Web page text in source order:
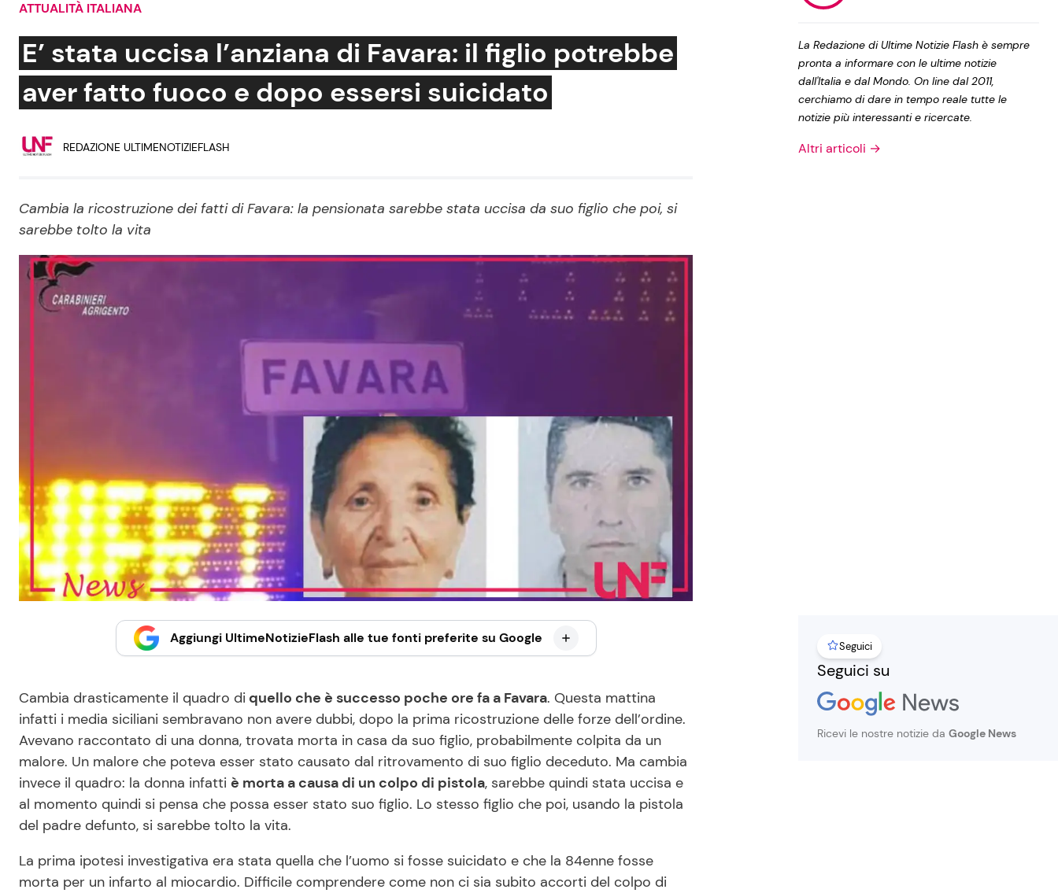
Social News
News dal mondo
Benessere
Mondo Mamma
Salute
Cucina e Ricette
Le Ricette in TV
Ricette Facili e Veloci
Ricette Feste
Ricette per Bambini
Privacy Policy
ATTUALITÀ ITALIANA
E’ stata uccisa l’anziana di Favara: il figlio potrebbe
aver fatto fuoco e dopo essersi suicidato
REDAZIONE ULTIMENOTIZIEFLASH
Cambia la ricostruzione dei fatti di Favara: la pensionata sarebbe stata uccisa da suo figlio che poi, si
sarebbe tolto la vita
Aggiungi UltimeNotizieFlash alle tue fonti preferite su Google
Cambia drasticamente il quadro di quello che è successo poche ore fa a Favara. Questa mattina
infatti i media siciliani sembravano non avere dubbi, dopo la prima ricostruzione delle forze dell’ordine.
Avevano raccontato di una donna, trovata morta in casa da suo figlio, probabilmente colpita da un
malore. Un malore che poteva esser stato causato dal ritrovamento di suo figlio deceduto. Ma cambia
invece il quadro: la donna infatti è morta a causa di un colpo di pistola, sarebbe quindi stata uccisa e
al momento quindi si pensa che possa esser stato suo figlio. Lo stesso figlio che poi, usando la pistola
del padre defunto, si sarebbe tolto la vita.
La prima ipotesi investigativa era stata quella che l’uomo si fosse suicidato e che la 84enne fosse
morta per un infarto al miocardio. Difficile comprendere come non ci sia subito accorti del colpo di
La Redazione di Ultime Notizie Flash è sempre
pronta a informare con le ultime notizie
dall'Italia e dal Mondo. On line dal 2011,
cerchiamo di dare in tempo reale tutte le
notizie più interessanti e ricercate.
Altri articoli →
Seguici
Seguici su
Ricevi le nostre notizie da Google News